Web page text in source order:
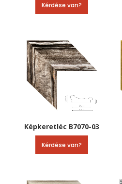
Kérdése van?
Képkeretléc B7070-03
Kérdése van?